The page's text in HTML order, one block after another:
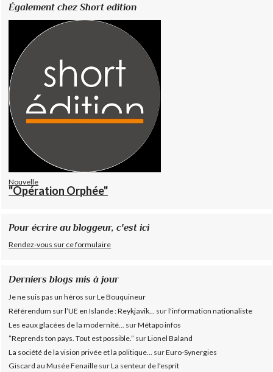
Également chez Short edition
Nouvelle
"Opération Orphée"
Pour écrire au bloggeur, c'est ici
Rendez-vous sur ce formulaire
Derniers blogs mis à jour
Je ne suis pas un héros surLe Bouquineur
Référendum sur l’UE en Islande : Reykjavik...
surl'information nationaliste
Les eaux glacées de la modernité...
surMétapo infos
”Reprends ton pays. Tout est possible.” surLionel Baland
La société de la vision privée et la politique...
surEuro-Synergies
Giscard au Musée Fenaille surLa senteur de l'esprit